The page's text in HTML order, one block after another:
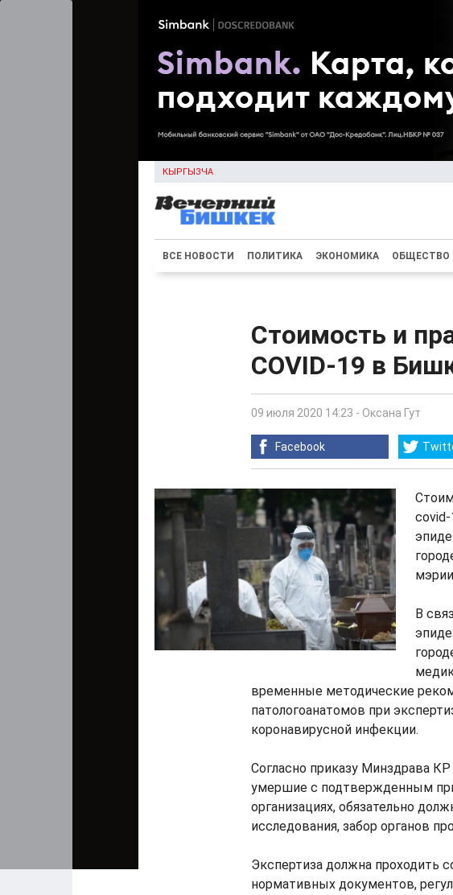
КЫРГЫЗЧА
ВСЕ НОВОСТИ ПОЛИТИКА ЭКОНОМИКА ОБЩЕСТВО
Стоимость и
COVID-19 в
09 июля 2020 14:23 - Оксана Гут
Facebook
В
временные методические
патологоанатомов при
коронавирусной инфекции.
Согласно приказу Минздрава
умершие с подтвержденным
организациях, обязательно
исследования, забор органов
Экспертиза должна проходить
нормативных документов,